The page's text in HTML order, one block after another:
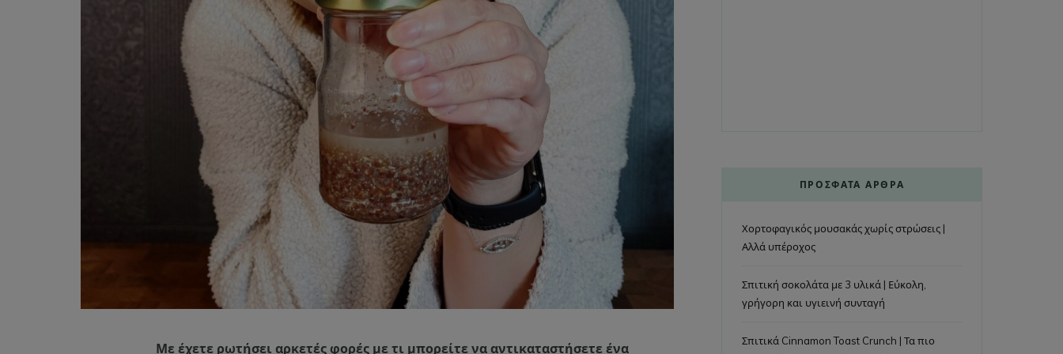
Με έχετε ρωτήσει αρκετές φορές με τι μπορείτε να αντικαταστήσετε ένα
ΠΡΌΣΦΑΤΑ ΆΡΘΡΑ
Χορτοφαγικός μουσακάς χωρίς στρώσεις |
Αλλά υπέροχος
Σπιτική σοκολάτα με 3 υλικά | Εύκολη,
γρήγορη και υγιεινή συνταγή
Σπιτικά Cinnamon Toast Crunch | Τα πιο